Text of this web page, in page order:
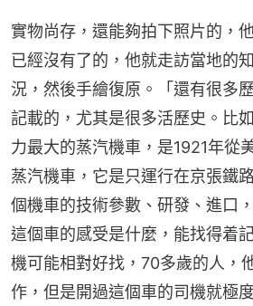
實物尚存，還能夠拍下照片的，
已經沒有了的，他就走訪當地的
況，然後手繪復原。「還有很多
記載的，尤其是很多活歷史。比
力最大的蒸汽機車，是1921年從
蒸汽機車，它是只運行在京張鐵
個機車的技術參數、研發、進口
這個車的感受是什麼，能找得着
機可能相對好找，70多歲的人，
作，但是開過這個車的司機就極